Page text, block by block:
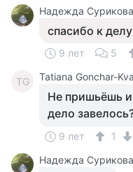
Надежда Сурикова
спасибо к
9 лет 5
TG Tatiana Gonchar-
Не пришьёшь
дело
9 лет
1
Надежда Сурикова